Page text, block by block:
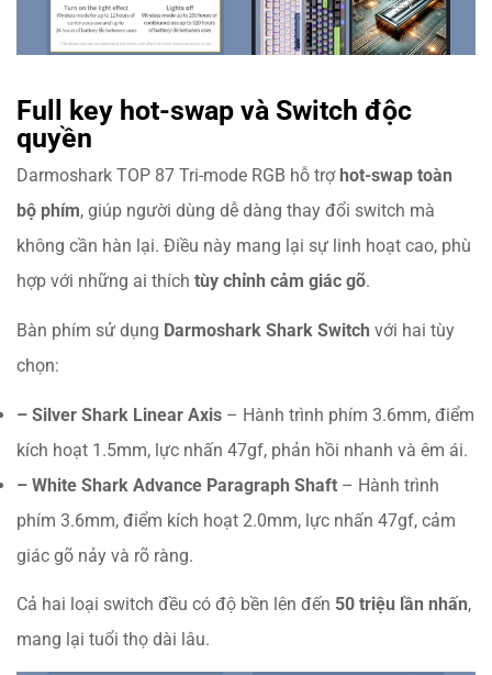
Full key hot-swap và Switch độc
quyền
Darmoshark TOP 87 Tri-mode RGB hỗ trợ hot-swap toàn
bộ phím, giúp người dùng dễ dàng thay đổi switch mà
không cần hàn lại. Điều này mang lại sự linh hoạt cao, phù
hợp với những ai thích tùy chỉnh cảm giác gõ.
Bàn phím sử dụng Darmoshark Shark Switch với hai tùy
chọn:
– Silver Shark Linear Axis – Hành trình phím 3.6mm, điểm
kích hoạt 1.5mm, lực nhấn 47gf, phản hồi nhanh và êm ái.
– White Shark Advance Paragraph Shaft – Hành trình
phím 3.6mm, điểm kích hoạt 2.0mm, lực nhấn 47gf, cảm
giác gõ nảy và rõ ràng.
Cả hai loại switch đều có độ bền lên đến 50 triệu lần nhấn,
mang lại tuổi thọ dài lâu.